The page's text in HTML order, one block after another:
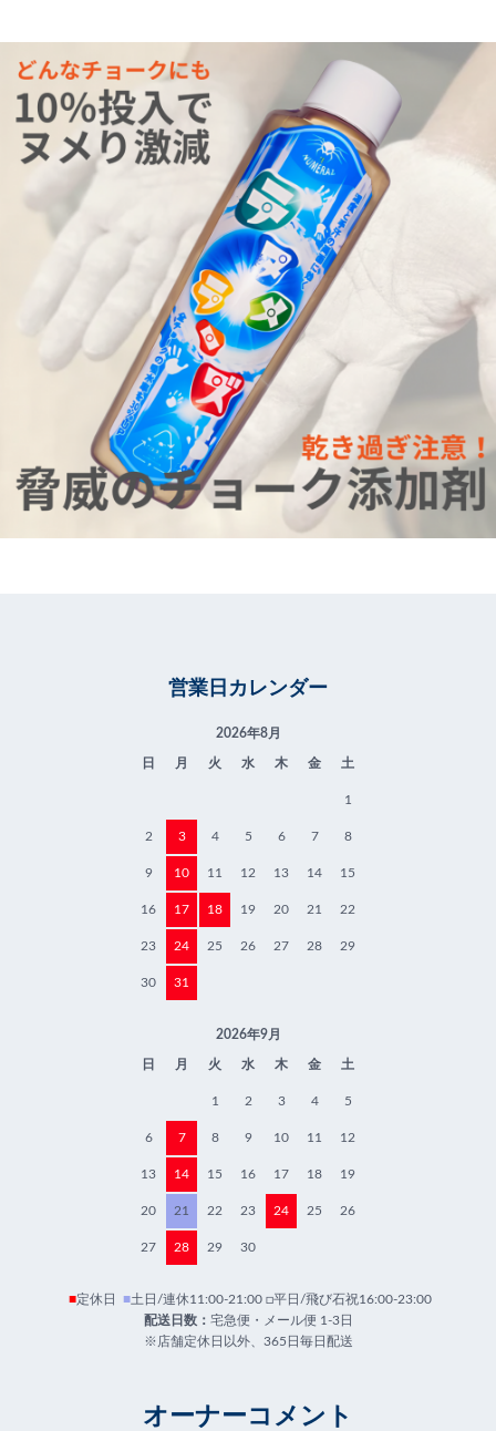
営業日カレンダー
2026年8月
日 月 火 水 木 金 土
1
2 3 4 5 6 7 8
9 10 11 12 13 14 15
16 17 18 19 20 21 22
23 24 25 26 27 28 29
30 31
2026年9月
日 月 火 水 木 金 土
1 2 3 4 5
6 7 8 9 10 11 12
13 14 15 16 17 18 19
20 21 22 23 24 25 26
27 28 29 30
■定休日 ■土日/連休11:00-21:00 □平日/飛び石祝16:00-23:00
配送日数： 宅急便・メール便 1-3日
※店舗定休日以外、365日毎日配送
オーナーコメント